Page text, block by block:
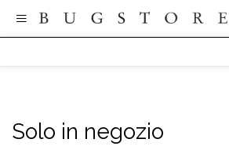
Solo in negozio